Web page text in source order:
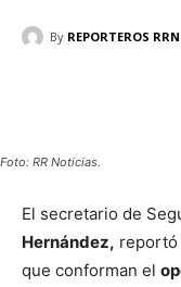
By REPORTEROS
Foto: RR Noticias.
El secretario de
Hernández, reportó
que conforman el